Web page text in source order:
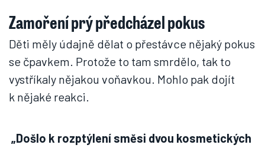
Zamoření prý předcházel pokus
Děti měly údajně dělat o přestávce nějaký pokus
se čpavkem. Protože to tam smrdělo, tak to
vystříkaly nějakou voňavkou. Mohlo pak dojít
k nějaké reakci.
„Došlo k rozptýlení směsi dvou kosmetických